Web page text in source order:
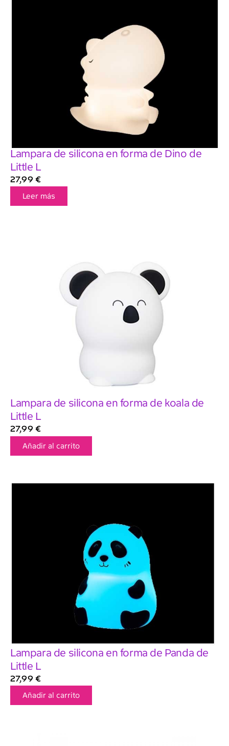
Lampara de silicona en forma de Dino de
Little L
27,99 €
Leer más
Lampara de silicona en forma de koala de
Little L
27,99 €
Añadir al carrito
Lampara de silicona en forma de Panda de
Little L
27,99 €
Añadir al carrito